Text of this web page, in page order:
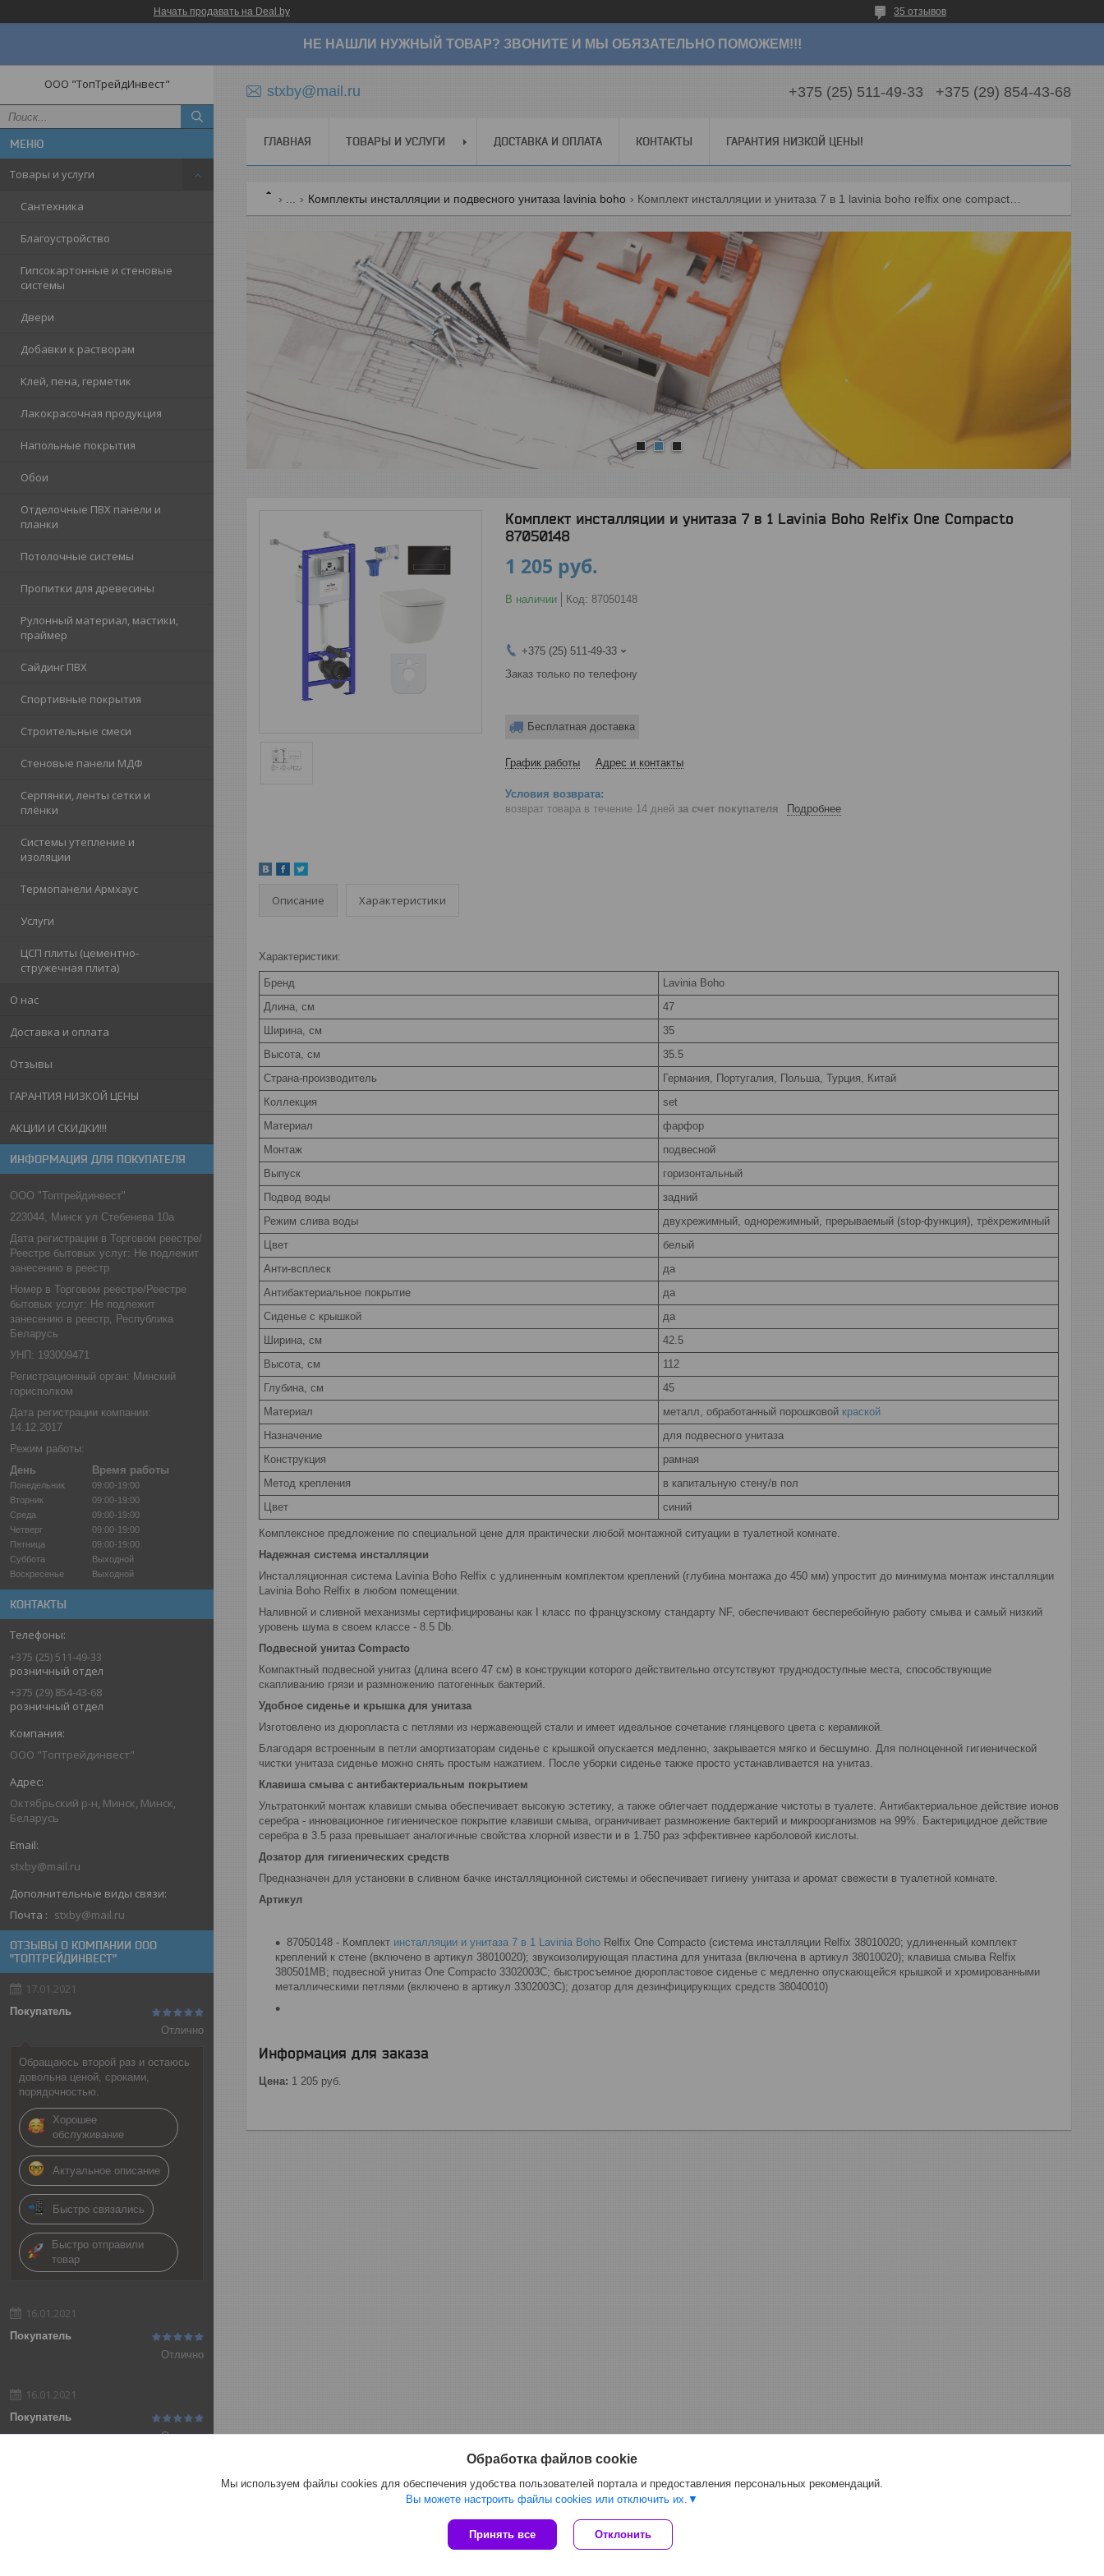
Начать продавать на Deal.by 35 отзывов
НЕ НАШЛИ НУЖНЫЙ ТОВАР? ЗВОНИТЕ И МЫ ОБЯЗАТЕЛЬНО ПОМОЖЕМ!!!
ООО "ТопТрейдИнвест"
Товары и услуги
Сантехника
Благоустройство
Гипсокартонные и стеновые
системы
Двери
Добавки к растворам
Клей, пена, герметик
Лакокрасочная продукция
Напольные покрытия
Обои
Отделочные ПВХ панели и
планки
Потолочные системы
Пропитки для древесины
Рулонный материал, мастики,
праймер
Сайдинг ПВХ
Спортивные покрытия
Строительные смеси
Стеновые панели МДФ
Серпянки, ленты сетки и
плёнки
Системы утепление и
изоляции
Термопанели Армхаус
Услуги
ЦСП плиты (цементно-
стружечная плита)
О нас
Доставка и оплата
Отзывы
ГАРАНТИЯ НИЗКОЙ ЦЕНЫ
АКЦИИ И СКИДКИ!!!
ИНФОРМАЦИЯ ДЛЯ ПОКУПАТЕЛЯ
ООО "Топтрейдинвест"
223044, Минск ул Стебенева 10а
Дата регистрации в Торговом реестре/
Реестре бытовых услуг: Не подлежит
занесению в реестр
Номер в Торговом реестре/Реестре
бытовых услуг: Не подлежит
занесению в реестр, Республика
Беларусь
УНП: 193009471
Регистрационный орган: Минский
горисполком
Дата регистрации компании:
14.12.2017
Режим работы:
День
Время работы
Понедельник
09:00-19:00
Вторник
09:00-19:00
Среда
09:00-19:00
Четверг
09:00-19:00
Пятница
09:00-19:00
Суббота
Выходной
Воскресенье
Выходной
КОНТАКТЫ
+375 (25) 511-49-33
розничный отдел
+375 (29) 854-43-68
розничный отдел
ООО "Топтрейдинвест"
Октябрьский р-н, Минск, Минск,
Беларусь
stxby@mail.ru
Почта stxby@mail.ru
ОТЗЫВЫ О КОМПАНИИ ООО
"ТОПТРЕЙДИНВЕСТ"
17.01.2021
Покупатель
Отлично
Обращаюсь второй раз и остаюсь
довольна ценой, сроками,
порядочностью.
Хорошее
обслуживание
Актуальное описание
Быстро связались
Быстро отправили
товар
16.01.2021
Покупатель
Отлично
16.01.2021
Покупатель
Отлично
stxby@mail.ru +375 (25) 511-49-33 +375 (29) 854-43-68
ГЛАВНАЯ ТОВАРЫ И УСЛУГИ ДОСТАВКА И ОПЛАТА КОНТАКТЫ ГАРАНТИЯ НИЗКОЙ ЦЕНЫ!
Комплекты инсталляции и подвесного унитаза lavinia boho
Комплект инсталляции и унитаза 7 в 1 Lavinia Boho Relfix One Compacto
87050148
1 205 руб.
В наличии Код: 87050148
+375 (25) 511-49-33
Заказ только по телефону
Бесплатная доставка
График работы Адрес и контакты
возврат товара в течение 14 дней за счет покупателя Подробнее
Описание Характеристики
Характеристики:
Бренд
Lavinia Boho
Длина, см
47
Ширина, см
35
Высота, см
35.5
Страна-производитель
Германия, Португалия, Польша, Турция, Китай
Коллекция
set
Материал
фарфор
Монтаж
подвесной
Выпуск
горизонтальный
Подвод воды
задний
Режим слива воды
двухрежимный, однорежимный, прерываемый (stop-функция), трёхрежимный
Цвет
белый
Анти-всплеск
да
Антибактериальное покрытие
да
Сиденье c крышкой
да
Ширина, см
42.5
Высота, см
112
Глубина, см
45
Материал
металл, обработанный порошковой краской
Назначение
для подвесного унитаза
Конструкция
рамная
Метод крепления
в капитальную стену/в пол
Цвет
синий
Комплексное предложение по специальной цене для практически любой монтажной ситуации в туалетной комнате.
Надежная система инсталляции
Инсталляционная система Lavinia Boho Relfix c удлиненным комплектом креплений (глубина монтажа до 450 мм) упростит до минимума монтаж инсталляции
Lavinia Boho Relfix в любом помещении.
Наливной и сливной механизмы сертифицированы как I класс по французскому стандарту NF, обеспечивают бесперебойную работу смыва и самый низкий
уровень шума в своем классе - 8.5 Db.
Подвесной унитаз Compacto
Компактный подвесной унитаз (длина всего 47 см) в конструкции которого действительно отсутствуют труднодоступные места, способствующие
скапливанию грязи и размножению патогенных бактерий.
Удобное сиденье и крышка для унитаза
Изготовлено из дюропласта с петлями из нержавеющей стали и имеет идеальное сочетание глянцевого цвета с керамикой.
Благодаря встроенным в петли амортизаторам сиденье с крышкой опускается медленно, закрывается мягко и бесшумно. Для полноценной гигиенической
чистки унитаза сиденье можно снять простым нажатием. После уборки сиденье также просто устанавливается на унитаз.
Клавиша смыва с антибактериальным покрытием
Ультратонкий монтаж клавиши смыва обеспечивает высокую эстетику, а также облегчает поддержание чистоты в туалете. Антибактериальное действие ионов
серебра - инновационное гигиеническое покрытие клавиши смыва, ограничивает размножение бактерий и микроорганизмов на 99%. Бактерицидное действие
серебра в 3.5 раза превышает аналогичные свойства хлорной извести и в 1.750 раз эффективнее карболовой кислоты.
Дозатор для гигиенических средств
Предназначен для установки в сливном бачке инсталляционной системы и обеспечивает гигиену унитаза и аромат свежести в туалетной комнате.
Артикул
87050148 - Комплект инсталляции и унитаза 7 в 1 Lavinia Boho Relfix One Compacto (система инсталляции Relfix 38010020; удлиненный комплект
креплений к стене (включено в артикул 38010020); звукоизолирующая пластина для унитаза (включена в артикул 38010020); клавиша смыва Relfix
380501MB; подвесной унитаз One Compacto 3302003C; быстросъемное дюропластовое сиденье с медленно опускающейся крышкой и хромированными
металлическими петлями (включено в артикул 3302003C); дозатор для дезинфицирующих средств 38040010)
Информация для заказа
Цена: 1 205 руб.
Сайт создан на платформе Deal.by
Политика обработки файлов cookies
Обработка файлов cookie
Мы используем файлы cookies для обеспечения удобства пользователей портала и предоставления персональных рекомендаций.
Вы можете настроить файлы cookies или отключить их.
Принять все Отклонить